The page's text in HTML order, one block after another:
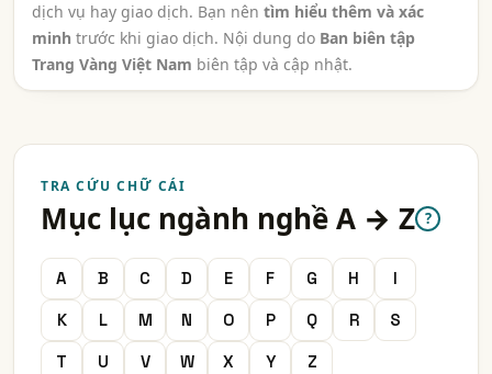
dịch vụ hay giao dịch. Bạn nên tìm hiểu thêm và xác
minh trước khi giao dịch. Nội dung do Ban biên tập
Trang Vàng Việt Nam biên tập và cập nhật.
TRA CỨU CHỮ CÁI
Mục lục ngành nghề A → Z ?
A B C D E F G H
I
K
L M N O P Q R
S
T
U V W X Y Z